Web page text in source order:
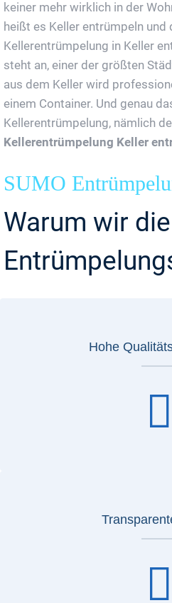
keiner mehr wirklich in der
heißt es Keller entrümpeln und
Kellerentrümpelung in Keller
steht an, einer der größten
aus dem Keller wird
einem Container. Und genau
Kellerentrümpelung, nämlich
Kellerentrümpelung Keller
SUMO
Warum wir
Hohe